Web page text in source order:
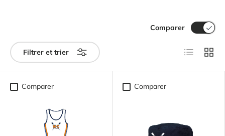
Filtrer et trier
Comparer
Liste Grille
Comparer Comparer